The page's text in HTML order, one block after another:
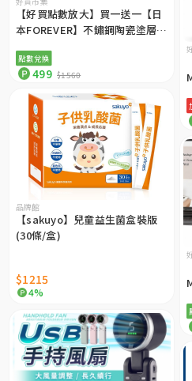
【好買點數放大】買一送一【日
本FOREVER】不鏽鋼陶瓷塗層易
點數兌換
499 $1560
品牌館
【sakuyo】兒童益生菌盒裝版
(30條/盒)
$1215
4%